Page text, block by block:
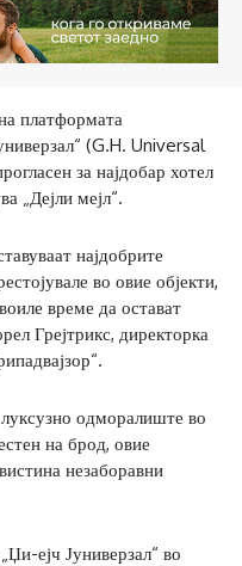
платформата
(G.H. Universal
за најдобар хотел
„Дејли мејл“.
најдобрите
во овие објекти,
време да остават
Грејтрикс, директорка
луксузно одморалиште во
на брод, овие
незаборавни
ејч Јуниверзал“ во